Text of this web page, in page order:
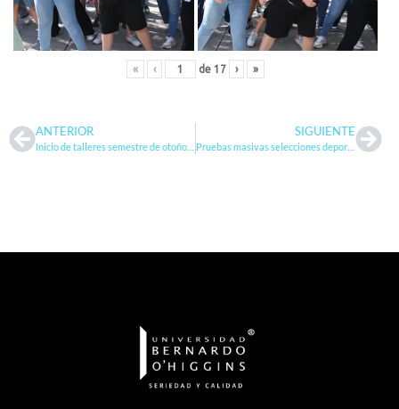
« ‹ de17 › »
ANTERIOR SIGUIENTE